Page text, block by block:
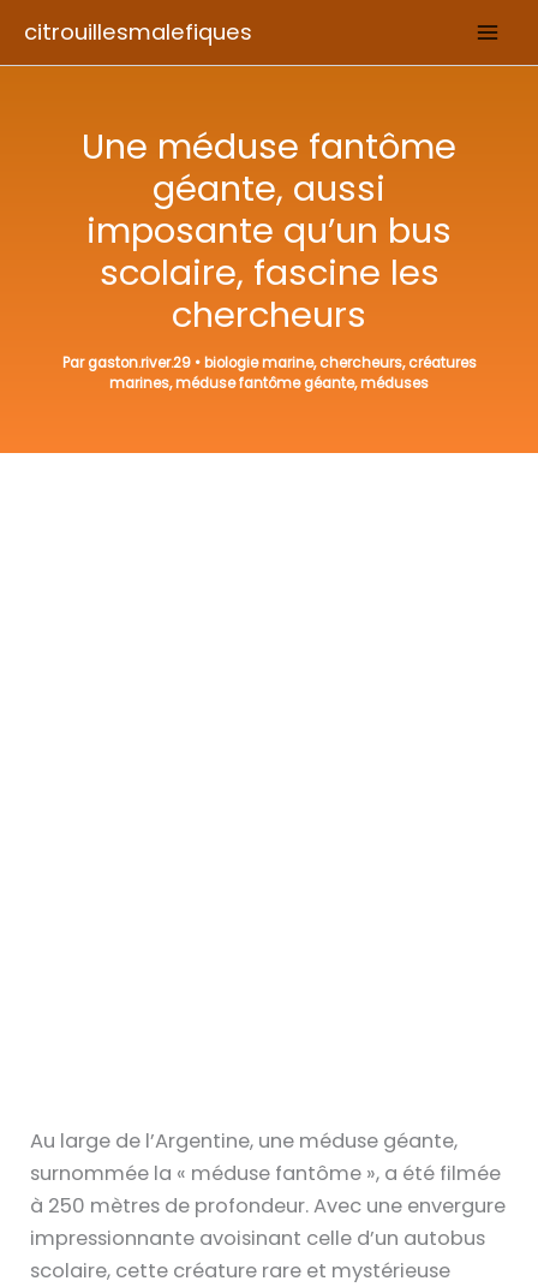
citrouillesmalefiques
Une méduse fantôme
géante, aussi
imposante qu’un bus
scolaire, fascine les
chercheurs
Pargaston.river.29 • biologie marine,chercheurs,créatures
marines,méduse fantôme géante,méduses
Au large de l’Argentine, une méduse géante,
surnommée la « méduse fantôme », a été filmée
à 250 mètres de profondeur. Avec une envergure
impressionnante avoisinant celle d’un autobus
scolaire, cette créature rare et mystérieuse